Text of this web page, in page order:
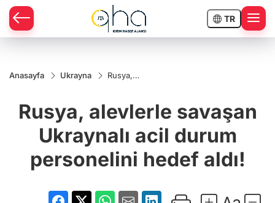
TR
Anasayfa Ukrayna
Rusya,
Ukraynalı
acil durum
hedef aldı!
Rusya, alevlerle savaşan
Ukraynalı acil durum
personelini hedef aldı!